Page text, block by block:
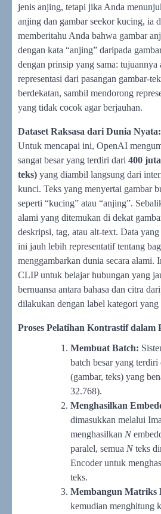
jenis anjing, tetapi jika Anda
anjing dan gambar seekor kucing, ia
memberitahu Anda bahwa gambar
dengan kata “anjing” daripada
dengan prinsip yang sama:
representasi dari pasangan gambar-
berdekatan, sambil mendorong
yang tidak cocok agar berjauhan.
Dataset Raksasa dari Dunia Nyata:
Untuk mencapai ini, OpenAI
sangat besar yang terdiri dari 400
teks) yang diambil langsung dari
kunci. Teks yang menyertai gambar
seperti “kucing” atau “anjing”.
alami yang ditemukan di dekat
deskripsi, tag, atau alt-text. Data
ini jauh lebih representatif tentang
menggambarkan dunia secara alami.
CLIP untuk belajar hubungan yang
bernuansa antara bahasa dan citra
dilakukan dengan label kategori yang
Proses Pelatihan Kontrastif dalam
Membuat Batch:
batch besar yang terdiri
(gambar, teks) yang
32.768).
Menghasilkan
dimasukkan melalui
menghasilkan N
paralel, semua Nteks
Encoder untuk
teks.
Membangun Matriks
kemudian menghitung